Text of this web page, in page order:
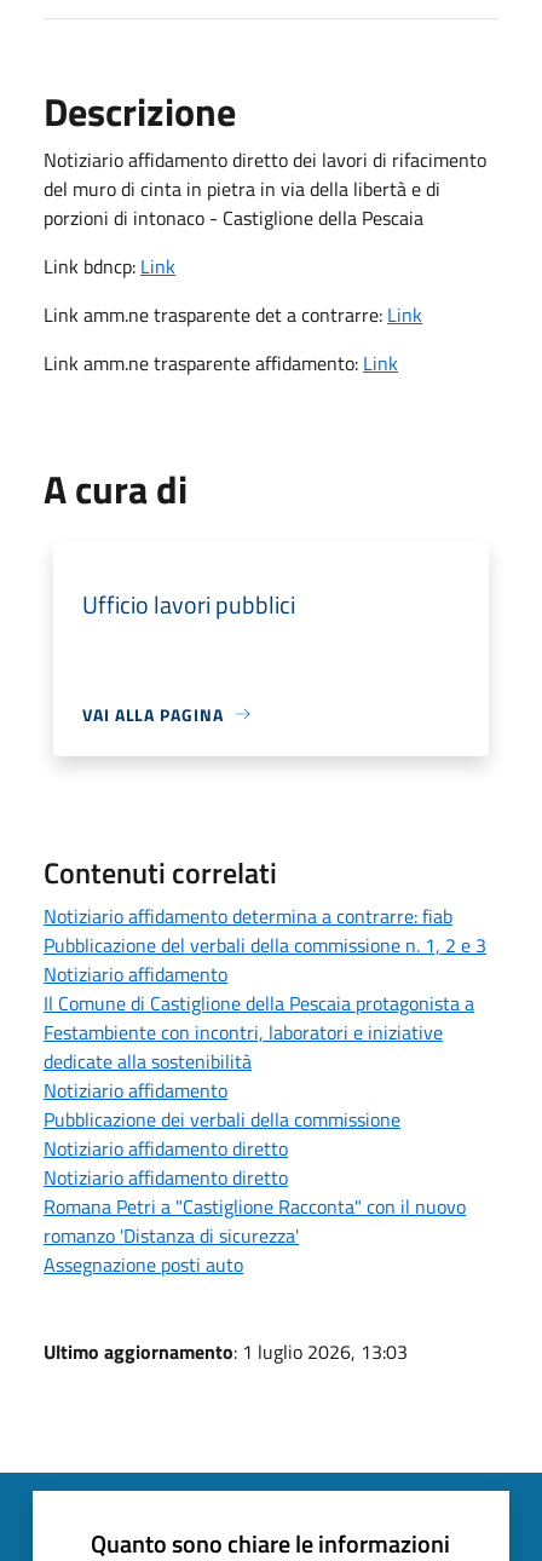
Descrizione
Notiziario affidamento diretto dei lavori di rifacimento
del muro di cinta in pietra in via della libertà e di
porzioni di intonaco - Castiglione della Pescaia
Link bdncp: Link
Link amm.ne trasparente det a contrarre: Link
Link amm.ne trasparente affidamento: Link
A cura di
Ufficio lavori pubblici
VAI ALLA PAGINA
Contenuti correlati
Notiziario affidamento determina a contrarre: fiab
Pubblicazione del verbali della commissione n. 1, 2 e 3
Notiziario affidamento
Il Comune di Castiglione della Pescaia protagonista a
Festambiente con incontri, laboratori e iniziative
dedicate alla sostenibilità
Notiziario affidamento
Pubblicazione dei verbali della commissione
Notiziario affidamento diretto
Notiziario affidamento diretto
Romana Petri a "Castiglione Racconta" con il nuovo
romanzo 'Distanza di sicurezza'
Assegnazione posti auto
Ultimo aggiornamento: 1 luglio 2026, 13:03
Quanto sono chiare le informazioni